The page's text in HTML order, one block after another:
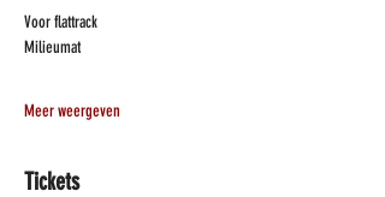
Voor flattrack
Milieumat
Meer weergeven
Tickets